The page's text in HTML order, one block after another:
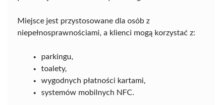
Miejsce jest przystosowane dla osób z
niepełnosprawnościami, a klienci mogą korzystać z:
parkingu,
toalety,
wygodnych płatności kartami,
systemów mobilnych NFC.